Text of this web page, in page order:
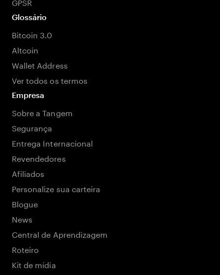
Glossário
Bitcoin 3.0
Altcoin
Wallet Address
Ver todos os termos
Empresa
Sobre a Tangem
Segurança
Entrega Internacional
Revendedores
Afiliados
Personalize sua carteira
Blogue
News
Central de Aprendizagem
Roteiro
Kit de mídia